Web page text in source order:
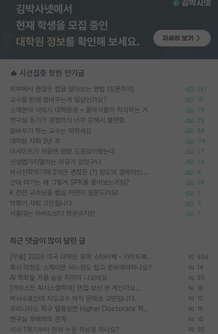
🔥 시선집중 핫한 인기글
외부에서 괜찮은 랩을 알아보는 방법 (장문주의) 281
교수들 원래 말바꾸는게 일상인가요? 16
소재분야 석박사 대학원생 + 물박사들이 착각하는 거 79
연구실 동기가 경쟁의식 너무 강해서 불편함 25
말바꾸기 하는 교수는 피하세요 56
대학원 자퇴 2년 후 114
이사이트가 처음엔 정말 도움많이됐는데 27
신생랩가지말라는 이유가 있었구나 24
박사진학하기에 2억은 괜찮은 (?) 정도의 경제력인가요 9
근데 여기는 왜 그렇게 SPK를 물어보는거임? 28
K 전전 교수님들 랩실 어떤지 질문드려요! 5
막학기 자퇴 고민됩니다 3
서울대는 하버드보다 명문이지만 7
최근 댓글이 많이 달린 글
[무료] 2026 미국 대학원 유학 스타터팩 - 가이드북 & 합격자 컨택메일 템플릿 656
혹시 이정도 스펙이면 어느정도 잡고 준비해야하나요? 14
AI 학회들 거품 슬슬 지적이 나오네요 35
[카이스트 AI시스템학과] 면접 보신 분 계신가요... 10
박사수료인데 지도교수 이직 문제로 고민입니다. 10
우리나라도 학구 열풍보면 Higher Doctorate 학위가 필요하다고 봅니다. 16
연구실 후배와의 관계 10
석사 1학기부터 원래 논문 작성을 하나요? 20